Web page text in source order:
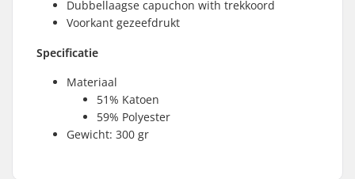
Dubbellaagse capuchon with trekkoord
Voorkant gezeefdrukt
Specificatie
Materiaal
51% Katoen
59% Polyester
Gewicht: 300 gr